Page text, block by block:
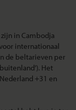
in Cambodja
internationaal
de beltarieven per
Het
+31 en